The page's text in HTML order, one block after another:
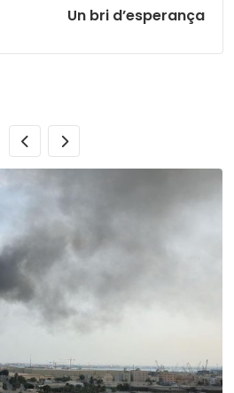
Un bri d’esperança